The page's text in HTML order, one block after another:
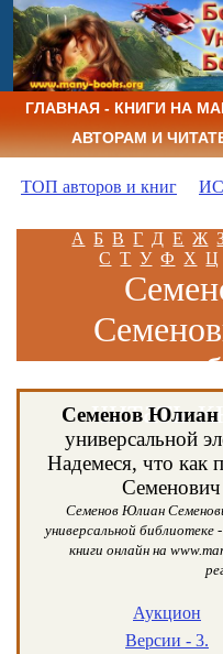
ГЛАВНАЯ - КНИГИ НА
АВТОРАМ И
ТОП авторов и книг
А Б В Г Д Е Ж
С Т У Ф Х Ц
книги
читать
Семенов Юлиан
универсальной
Надемеся, что как
Семенович
Семенов Юлиан
универсальной
книги онлайн на
Аукцион
Версии - 3.